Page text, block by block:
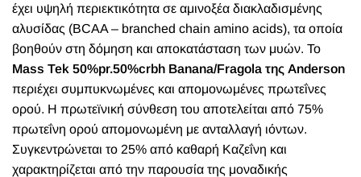
έχει υψηλή περιεκτικότητα σε αμινοξέα διακλαδισμένης
αλυσίδας (BCAA – branched chain amino acids), τα οποία
βοηθούν στη δόμηση και αποκατάσταση των μυών. Το
Mass Tek 50%pr.50%crbh Banana/Fragola της Anderson
περιέχει συμπυκνωμένες και απομονωμένες πρωτεΐνες
ορού. Η πρωτεϊνική σύνθεση του αποτελείται από 75%
πρωτεΐνη ορού απομονωμένη με ανταλλαγή ιόντων.
Συγκεντρώνεται το 25% από καθαρή Καζεΐνη και
χαρακτηρίζεται από την παρουσία της μοναδικής